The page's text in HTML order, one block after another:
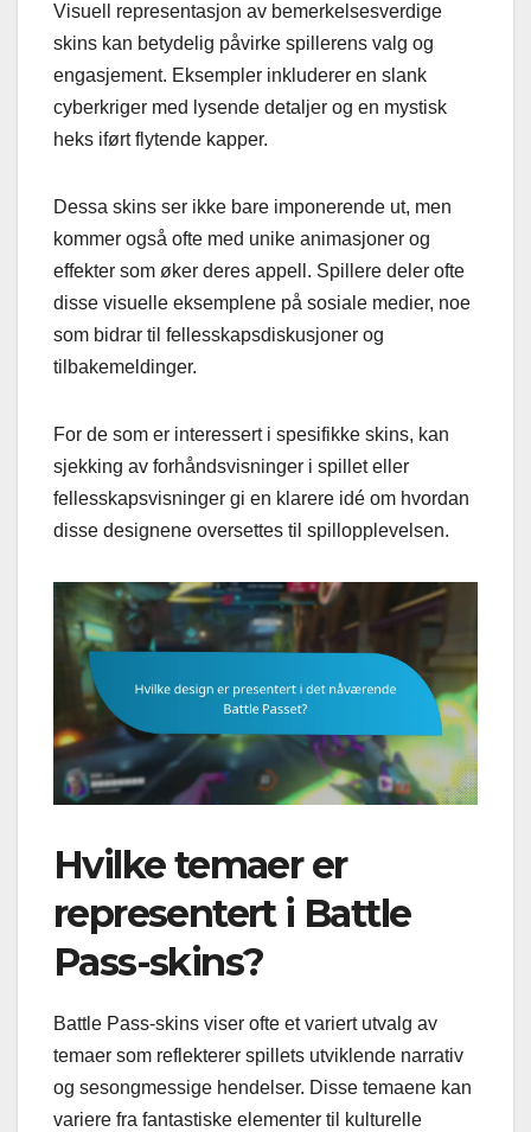
Visuell representasjon av bemerkelsesverdige
skins kan betydelig påvirke spillerens valg og
engasjement. Eksempler inkluderer en slank
cyberkriger med lysende detaljer og en mystisk
heks iført flytende kapper.
Dessa skins ser ikke bare imponerende ut, men
kommer også ofte med unike animasjoner og
effekter som øker deres appell. Spillere deler ofte
disse visuelle eksemplene på sosiale medier, noe
som bidrar til fellesskapsdiskusjoner og
tilbakemeldinger.
For de som er interessert i spesifikke skins, kan
sjekking av forhåndsvisninger i spillet eller
fellesskapsvisninger gi en klarere idé om hvordan
disse designene oversettes til spillopplevelsen.
Hvilke temaer er
representert i Battle
Pass-skins?
Battle Pass-skins viser ofte et variert utvalg av
temaer som reflekterer spillets utviklende narrativ
og sesongmessige hendelser. Disse temaene kan
variere fra fantastiske elementer til kulturelle